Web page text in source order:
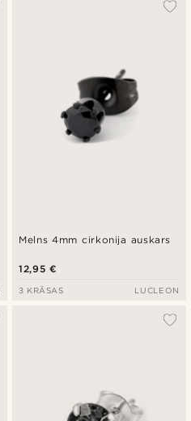
Melns 4mm cirkonija auskars
12,95 €
3 KRĀSAS LUCLEON